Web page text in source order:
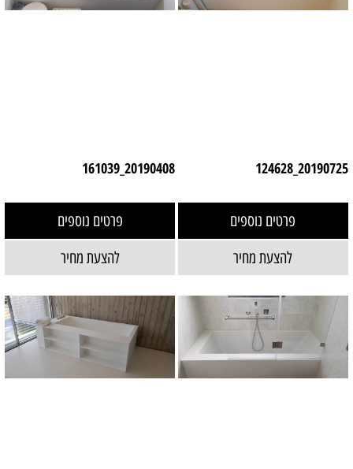
20190725_124628
פרטים נוספים
להצעת מחיר
20190408_161039
פרטים נוספים
להצעת מחיר